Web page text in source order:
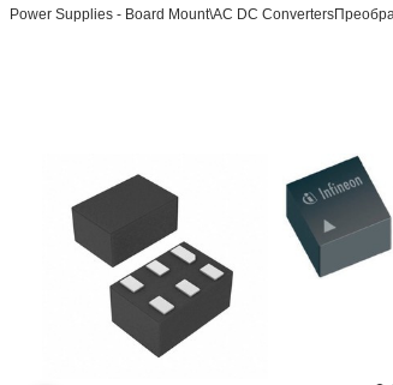
Power Supplies - Board Mount\AC DC